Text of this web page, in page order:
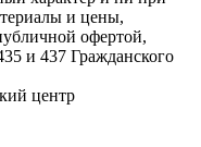
и цены,
офертой,
и 437 Гражданского
центр